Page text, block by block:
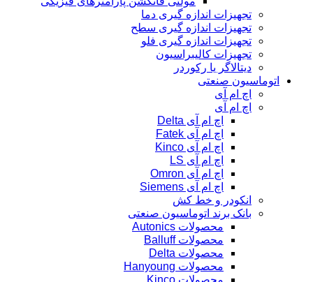
لرزش سنج یا ویبره متر یا ارتعاش سنج
لوکس سنج یا لوکس متر یا سنجش شدت
روشنایی
مولتی فانکشن پارامترهای فیزیکی
تجهیزات اندازه گیری دما
تجهیزات اندازه گیری سطح
تجهیزات اندازه گیری فلو
تجهیزات کالیبراسیون
دیتالاگر یا رکوردر
اتوماسیون صنعتی
اچ ام آی
اچ ام آی
اچ ام آی Delta
اچ ام آی Fatek
اچ ام آی Kinco
اچ ام آی LS
اچ ام آی Omron
اچ ام آی Siemens
انکودر و خط کش
بانک برند اتوماسیون صنعتی
محصولات Autonics